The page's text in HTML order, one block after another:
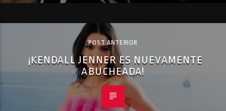
POST ANTERIOR
¡KENDALL JENNER ES NUEVAMENTE
ABUCHEADA!